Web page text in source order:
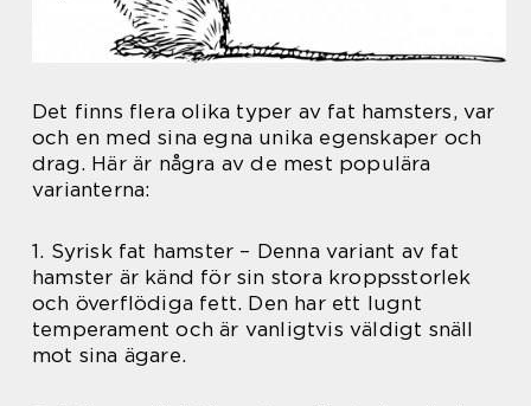
Det finns flera olika typer av fat hamsters, var
och en med sina egna unika egenskaper och
drag. Här är några av de mest populära
varianterna:
1. Syrisk fat hamster – Denna variant av fat
hamster är känd för sin stora kroppsstorlek
och överflödiga fett. Den har ett lugnt
temperament och är vanligtvis väldigt snäll
mot sina ägare.